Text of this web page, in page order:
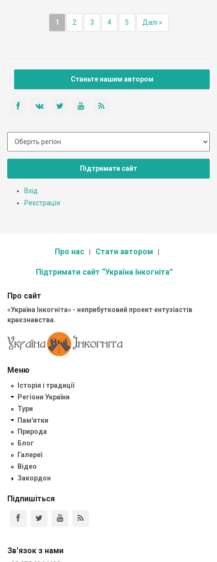
1 2 3 4 5 Далі »
Станьте нашим автором
Підтримати сайт
Вхід
Реєстрація
Про нас Стати автором
Підтримати сайт “Україна Інкогніта”
Про сайт
«Україна Інкогніта» - неприбутковий проект ентузіастів
краєзнавства.
Меню
Історія і традиції
Регіони України
Тури
Пам'ятки
Природа
Блог
Галереї
Відео
Закордон
Підпишіться
Зв'язок з нами